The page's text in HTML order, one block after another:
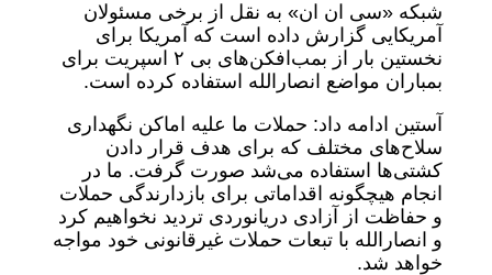
شبکه «سی ان ان» به نقل از برخی مسئولان
آمریکایی گزارش داده است که آمریکا برای
نخستین بار از بمب‌افکن‌های بی ۲ اسپریت برای
بمباران مواضع انصارالله استفاده کرده است.
آستین ادامه داد: حملات ما علیه اماکن نگهداری
سلاح‌های مختلف که برای هدف قرار دادن
کشتی‌ها استفاده می‌شد صورت گرفت. ما در
انجام هیچگونه اقداماتی برای بازدارندگی حملات
و حفاظت از آزادی دریانوردی تردید نخواهیم کرد
و انصارالله با تبعات حملات غیرقانونی خود مواجه
خواهد شد.